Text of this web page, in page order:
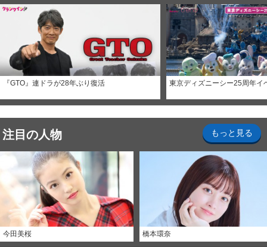
『GTO』連ドラが28年ぶり復活 東京ディズニーシー25周年イ
注目の人物 もっと見る
今田美桜 橋本環奈